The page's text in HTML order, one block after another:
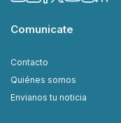
Comunicate
Contacto
Quiénes somos
Envianos tu noticia